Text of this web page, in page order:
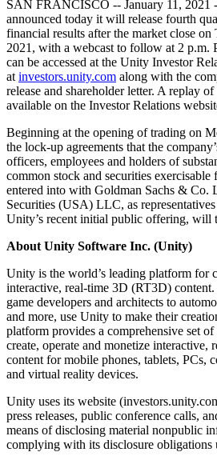
LiveOps
Einblicke nach dem Start und Live-
Wachsen Sie
Nutzerakquisition
Entdecken Sie und gewinnen Sie mobile
In-App-Käufe
IAP Management über Filialen und D2C
Monetarisierung
Verbinden Sie Spieler mit den richtigen
Werben mit Unity
Monetarisieren mit
Mobile Spiele
Mobile Hits mit Unity erstellen und
Indie-Spiele
Große Spiele mit kleinen Teams
XR-Spiele
XR-Spiele plattformübergreifend starten
Multiplayer-Spiele
Vereinfachte Entwicklung von
Einzelhandel
In-Store-Erlebnisse in Online-Erlebnisse
Automobilindustrie
Innovation und Erlebnisse im Auto
Alle Branchen anzeigen
Einblicke
Fallstudien
Erfolgsgeschichten aus der Praxis
Best-Practice-Leitfäden
Experten Tipps und Tricks
Demos
Demos, Beispiele und Bausteine
Alle Ressourcen
Neues
Blog
Neuigkeiten
Nachrichten, Geschichten und
Schließen Sie sich Entwicklern,
Unity Awards
Feier der Unity-Schöpfer weltweit
Anleitungen
Umsetzbare Tipps und bewährte
Bildung
Für Studierende
Starten Sie Ihre Karriere
Für Lehrkräfte
Optimieren Sie Ihr Lehren
Lizenzstipendium für
Bringen Sie die Kraft von Unity in Ihre
Zertifizierungen
Beweisen Sie Ihre Unity-Meisterschaft
SAN FRANCISCO -- January 11,
announced today it will release fourth
financial results after the market close on
2021, with a webcast to follow at 2 p.m.
can be accessed at the Unity Investor
at investors.unity.com along with the
release and shareholder letter. A replay
available on the Investor Relations
Beginning at the opening of trading on
the lock-up agreements that the
officers, employees and holders of
common stock and securities
entered into with Goldman Sachs & Co.
Securities (USA) LLC, as
Unity’s recent initial public offering, will
About Unity Software Inc. (Unity)
Unity is the world’s leading platform for
interactive, real-time 3D (RT3D)
game developers and architects to
and more, use Unity to make their
platform provides a comprehensive set
create, operate and monetize interactive,
content for mobile phones, tablets, PCs,
and virtual reality devices.
Unity uses its website
press releases, public conference calls,
means of disclosing material nonpublic
complying with its disclosure obligations